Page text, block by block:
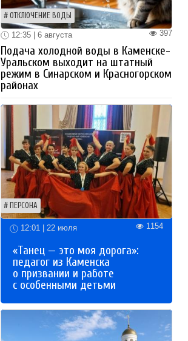
ОТКЛЮЧЕНИЕ ВОДЫ
397
12:35 | 6 августа
Подача холодной воды в Каменске-
Уральском выходит на штатный
режим в Синарском и Красногорском
районах
ПЕРСОНА
12:01 | 22 июля 1154
«Танец — это моя дорога»:
педагог из Каменска
о призвании и работе
с особенными детьми